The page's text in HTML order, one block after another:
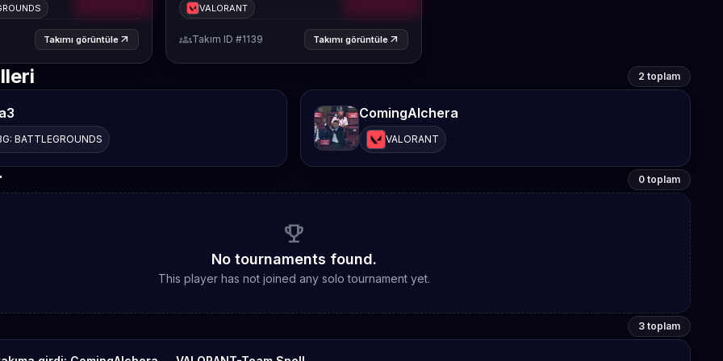
Takımı görüntüle arrow_outward
VALORANT
groupsTakım ID #1139 Takımı görüntülearrow_outward
2 toplam
BATTLEGROUNDS
ComingAlchera
VALORANT
0 toplam
emoji_events
No tournaments found.
This player has not joined any solo tournament yet.
3 toplam